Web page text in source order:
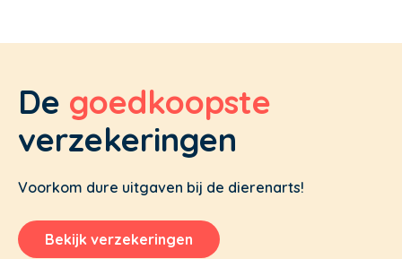
De goedkoopste
verzekeringen
Voorkom dure uitgaven bij de dierenarts!
Bekijk verzekeringen